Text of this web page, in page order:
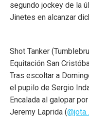
segundo jockey de la
Jinetes en alcanzar
Shot Tanker
Equitación San
Tras escoltar a
el pupilo de Sergio
Encalada al galopar
Jeremy Laprida (